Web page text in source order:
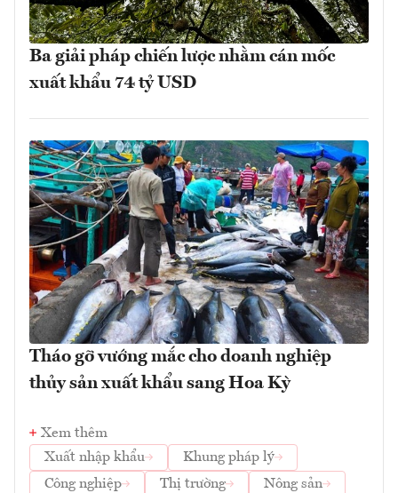
Ba giải pháp chiến lược nhằm cán mốc
xuất khẩu 74 tỷ USD
Tháo gỡ vướng mắc cho doanh nghiệp
thủy sản xuất khẩu sang Hoa Kỳ
Xem thêm
Xuất nhập khẩu
Khung pháp lý
Công nghiệp
Thị trường Nông sản